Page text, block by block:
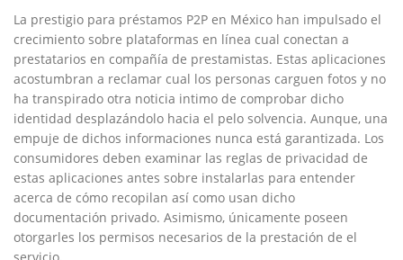
La prestigio para préstamos P2P en México han impulsado el
crecimiento sobre plataformas en línea cual conectan a
prestatarios en compañía de prestamistas. Estas aplicaciones
acostumbran a reclamar cual los personas carguen fotos y no
ha transpirado otra noticia intimo de comprobar dicho
identidad desplazándolo hacia el pelo solvencia. Aunque, una
empuje de dichos informaciones nunca está garantizada. Los
consumidores deben examinar las reglas de privacidad de
estas aplicaciones antes sobre instalarlas para entender
acerca de cómo recopilan así­ como usan dicho
documentación privado. Asimismo, únicamente poseen
otorgarles los permisos necesarios de la prestación de el